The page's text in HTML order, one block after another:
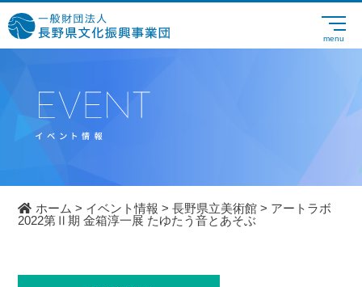
ホーム > イベント情報 >長野県立美術館 > アートラボ
2022第Ⅱ期 金箱淳一展 たゆたう音とあそぶ